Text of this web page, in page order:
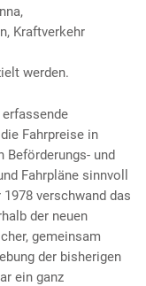
Kraftverkehr
werden.
Fahrpreise in
Beförderungs- und
Fahrpläne sinnvoll
verschwand das
der neuen
gemeinsam
der bisherigen
ein ganz